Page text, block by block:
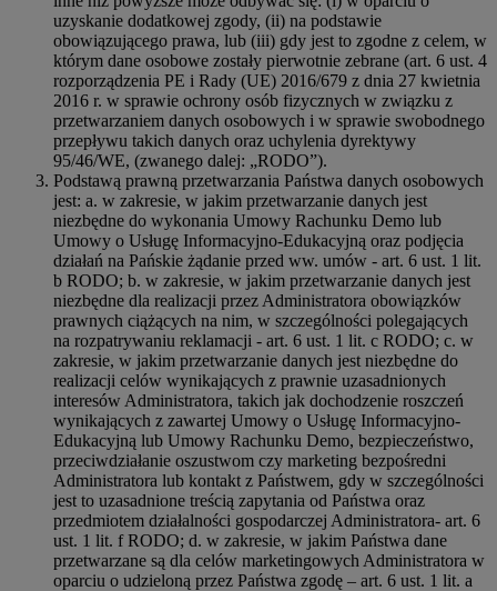
uzyskanie dodatkowej zgody, (ii) na podstawie
obowiązującego prawa, lub (iii) gdy jest to zgodne z celem, w
którym dane osobowe zostały pierwotnie zebrane (art. 6 ust. 4
rozporządzenia PE i Rady (UE) 2016/679 z dnia 27 kwietnia
2016 r. w sprawie ochrony osób fizycznych w związku z
przetwarzaniem danych osobowych i w sprawie swobodnego
przepływu takich danych oraz uchylenia dyrektywy
95/46/WE, (zwanego dalej: „RODO”).
Podstawą prawną przetwarzania Państwa danych osobowych
jest: a. w zakresie, w jakim przetwarzanie danych jest
niezbędne do wykonania Umowy Rachunku Demo lub
Umowy o Usługę Informacyjno-Edukacyjną oraz podjęcia
działań na Pańskie żądanie przed ww. umów - art. 6 ust. 1 lit.
b RODO; b. w zakresie, w jakim przetwarzanie danych jest
niezbędne dla realizacji przez Administratora obowiązków
prawnych ciążących na nim, w szczególności polegających
na rozpatrywaniu reklamacji - art. 6 ust. 1 lit. c RODO; c. w
zakresie, w jakim przetwarzanie danych jest niezbędne do
realizacji celów wynikających z prawnie uzasadnionych
interesów Administratora, takich jak dochodzenie roszczeń
wynikających z zawartej Umowy o Usługę Informacyjno-
Edukacyjną lub Umowy Rachunku Demo, bezpieczeństwo,
przeciwdziałanie oszustwom czy marketing bezpośredni
Administratora lub kontakt z Państwem, gdy w szczególności
jest to uzasadnione treścią zapytania od Państwa oraz
przedmiotem działalności gospodarczej Administratora- art. 6
ust. 1 lit. f RODO; d. w zakresie, w jakim Państwa dane
przetwarzane są dla celów marketingowych Administratora w
oparciu o udzieloną przez Państwa zgodę – art. 6 ust. 1 lit. a